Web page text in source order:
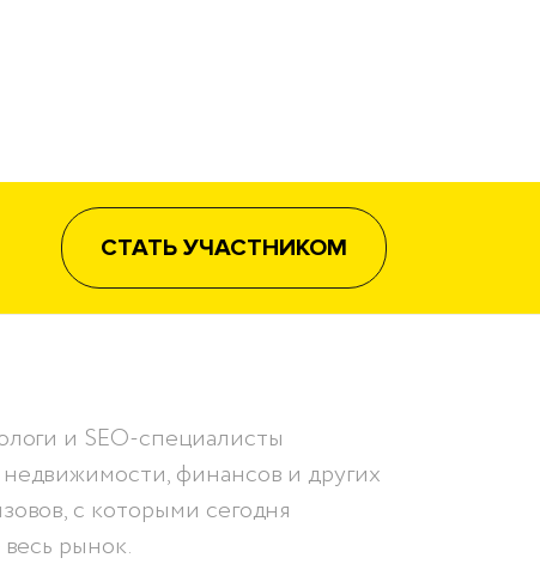
СТАТЬ УЧАСТНИКОМ
и SEO-специалисты
финансов и других
с которыми сегодня
рынок.